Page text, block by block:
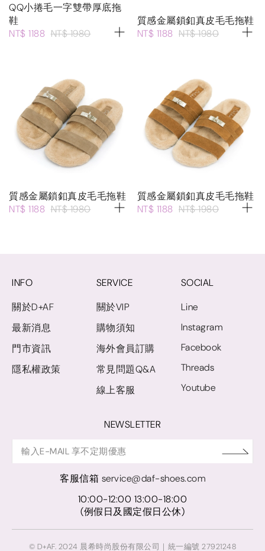
QQ小捲毛一字雙帶厚底拖
鞋
NT$ 1188 NT$ 1980
質感金屬鎖釦真皮毛毛拖鞋
NT$ 1188 NT$ 1980
質感金屬鎖釦真皮毛毛拖鞋
NT$ 1188 NT$ 1980
質感金屬鎖釦真皮毛毛拖鞋
NT$ 1188 NT$ 1980
INFO
關於D+AF
最新消息
門市資訊
隱私權政策
SERVICE
關於VIP
購物須知
海外會員訂購
常見問題Q&A
線上客服
SOCIAL
Line
Instagram
Facebook
Threads
Youtube
NEWSLETTER
客服信箱 service@daf-shoes.com
10:00-12:00 13:00-18:00
(例假日及國定假日公休)
© D+AF. 2024 晨希時尚股份有限公司｜統一編號 27921248